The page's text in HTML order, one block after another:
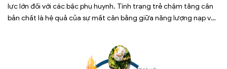
lực lớn đối với các bậc phụ huynh. Tình trạng trẻ chậm tăng cân
bản chất là hệ quả của sự mất cân bằng giữa năng lượng nạp vào